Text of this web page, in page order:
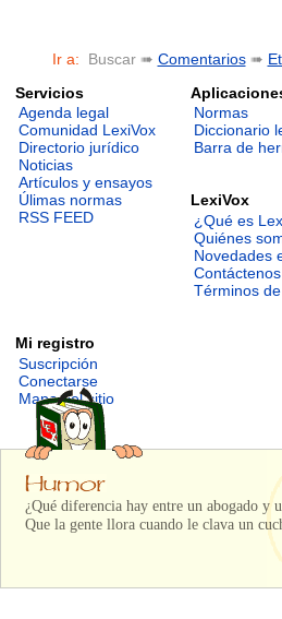
Ir a: Buscar ➠ Comentarios➠
Servicios
Agenda legal
Comunidad LexiVox
Directorio jurídico
Noticias
Artículos y ensayos
Úlimas normas
RSS FEED
Normas
Diccionario
Barra de
LexiVox
¿Qué es
Quiénes
Novedades
Contáctenos
Términos
Mi registro
Suscripción
Conectarse
Mapa del sitio
¿Qué diferencia hay entre un abogado y
Que la gente llora cuando le clava un